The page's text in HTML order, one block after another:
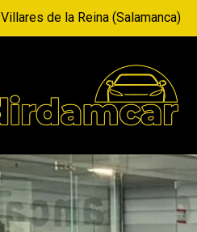
Villares de la Reina (Salamanca)